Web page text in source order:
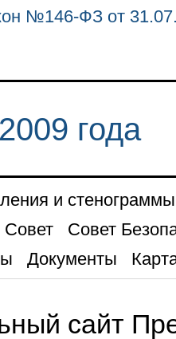
№146-ФЗ от
года
и стенограммы
Совет
Совет
Документы
сайт